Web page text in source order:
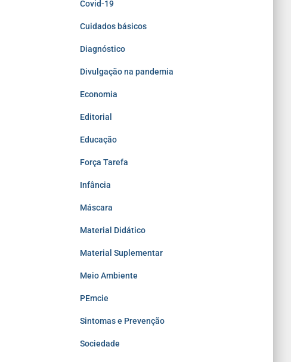
Covid-19
Cuidados básicos
Diagnóstico
Divulgação na pandemia
Economia
Editorial
Educação
Força Tarefa
Infância
Máscara
Material Didático
Material Suplementar
Meio Ambiente
PEmcie
Sintomas e Prevenção
Sociedade